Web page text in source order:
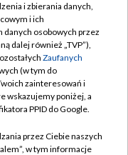
i zbierania danych,
i ich
danych osobowych przez
dalej również „TVP”),
Zaufanych
(w tym do
zainteresowań i
wskazujemy poniżej, a
PPID do Google.
przez Ciebie naszych
w tym informacje